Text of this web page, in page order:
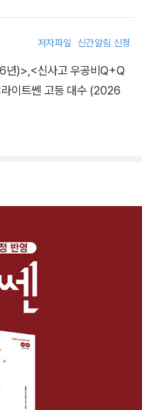
저자파일 신간알림 신청
년)>,<신사고 우공비Q+Q
이트쎈 고등 대수 (2026